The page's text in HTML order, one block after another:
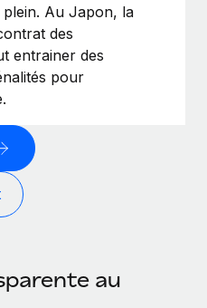
Au Japon, la
des
entrainer des
pour
au